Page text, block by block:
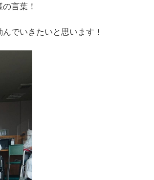
言葉！
でいきたいと思います！